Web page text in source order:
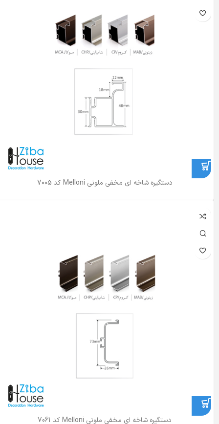
دستگیره شاخه ای مخفی ملونی Melloni کد 7005
دستگیره شاخه ای مخفی ملونی Melloni کد 7061